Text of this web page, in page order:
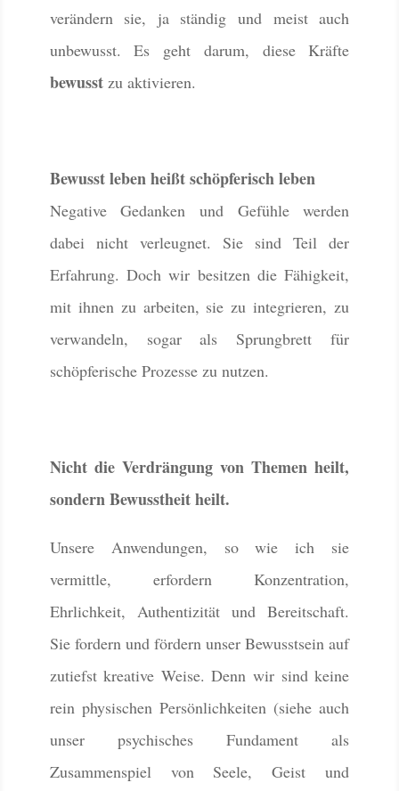
verändern sie, ja ständig und meist auch
unbewusst. Es geht darum, diese Kräfte
bewusstzu aktivieren.
Bewusst leben heißt schöpferisch leben
Negative Gedanken und Gefühle werden
dabei nicht verleugnet. Sie sind Teil der
Erfahrung. Doch wir besitzen die Fähigkeit,
mit ihnen zu arbeiten, sie zu integrieren, zu
verwandeln, sogar als Sprungbrett für
schöpferische Prozesse zu nutzen.
Nicht die Verdrängung von Themen heilt,
sondern Bewusstheit heilt.
Unsere Anwendungen, so wie ich sie
vermittle, erfordern Konzentration,
Ehrlichkeit, Authentizität und Bereitschaft.
Sie fordern und fördern unser Bewusstsein auf
zutiefst kreative Weise. Denn wir sind keine
rein physischen Persönlichkeiten (siehe auch
unser psychisches Fundament als
Zusammenspiel von Seele, Geist und